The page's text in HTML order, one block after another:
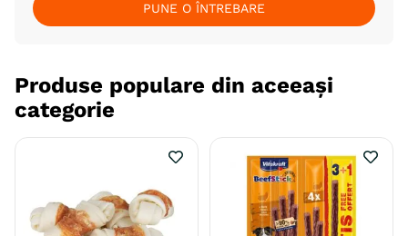
PUNE O ÎNTREBARE
Produse populare din aceeași
categorie